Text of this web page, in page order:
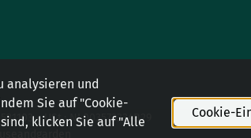
- USt.: NL003573334B29
analysieren und
Sie auf "Cookie-
klicken Sie auf "Alle
Cookie-